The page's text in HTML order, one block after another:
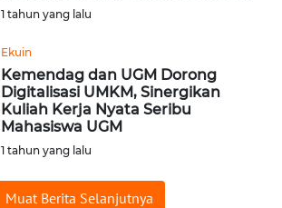
1 tahun yang lalu
Ekuin
Kemendag dan UGM Dorong
Digitalisasi UMKM, Sinergikan
Kuliah Kerja Nyata Seribu
Mahasiswa UGM
1 tahun yang lalu
Muat Berita Selanjutnya